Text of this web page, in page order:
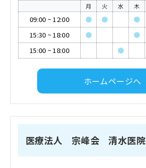
月 火 水 木
09:00 ~12:00 ● ● ●
15:30 ~18:00 ●
●
15:00 ~18:00 ●
ホームページへ
医療法人 宗峰会 清水医院